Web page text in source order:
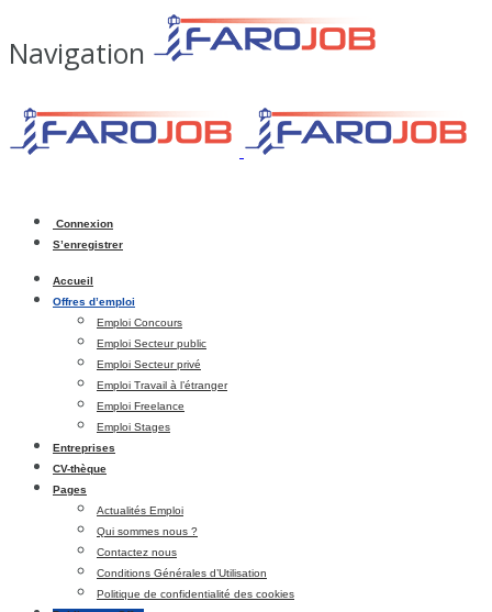
Navigation
Connexion
S’enregistrer
Accueil
Offres d’emploi
Emploi Concours
Emploi Secteur public
Emploi Secteur privé
Emploi Travail à l’étranger
Emploi Freelance
Emploi Stages
Entreprises
CV-thèque
Pages
Actualités Emploi
Qui sommes nous ?
Contactez nous
Conditions Générales d’Utilisation
Politique de confidentialité des cookies